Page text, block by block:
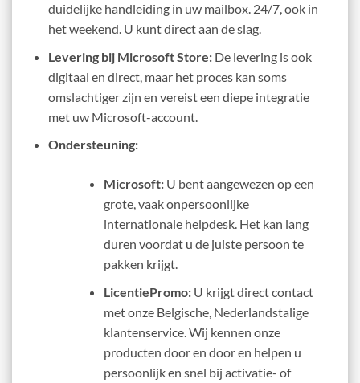
duidelijke handleiding in uw mailbox. 24/7, ook in
het weekend. U kunt direct aan de slag.
Levering bij Microsoft Store:De levering is ook
digitaal en direct, maar het proces kan soms
omslachtiger zijn en vereist een diepe integratie
met uw Microsoft-account.
Ondersteuning:
Microsoft:U bent aangewezen op een
grote, vaak onpersoonlijke
internationale helpdesk. Het kan lang
duren voordat u de juiste persoon te
pakken krijgt.
LicentiePromo:U krijgt direct contact
met onze Belgische, Nederlandstalige
klantenservice. Wij kennen onze
producten door en door en helpen u
persoonlijk en snel bij activatie- of